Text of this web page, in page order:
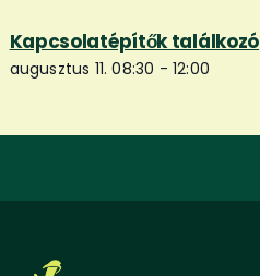
Kapcsolatépítők találkozó
augusztus 11. 08:30 -12:00